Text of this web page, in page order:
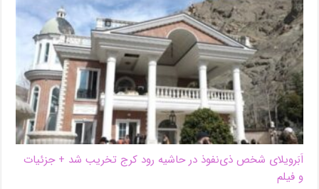
اَبَر‌ویلای شخص ذی‌نفوذ در حاشیه‌ رود کرج تخریب شد + جزئیات
و فیلم